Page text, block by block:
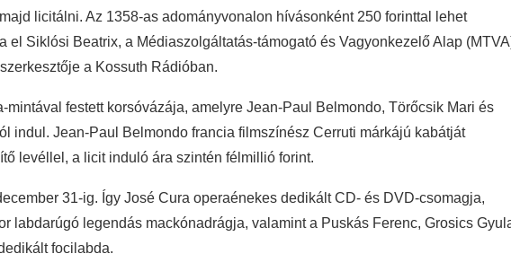
licitálni. Az 1358-as adományvonalon hívásonként 250 forinttal lehet
el Siklósi Beatrix, a Médiaszolgáltatás-támogató és Vagyonkezelő Alap
a Kossuth Rádióban.
festett korsóvázája, amelyre Jean-Paul Belmondo, Törőcsik Mari és
indul. Jean-Paul Belmondo francia filmszínész Cerruti márkájú kabátját
levéllel, a licit induló ára szintén félmillió forint.
31-ig. Így José Cura operaénekes dedikált CD- és DVD-csomagja,
labdarúgó legendás mackónadrágja, valamint a Puskás Ferenc, Grosics
focilabda.